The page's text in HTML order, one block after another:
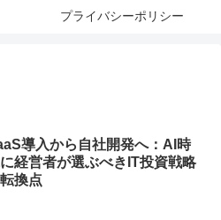
プライバシーポリシー
導入から自社開発へ：AI時
経営者が選ぶべきIT投資戦略
換点